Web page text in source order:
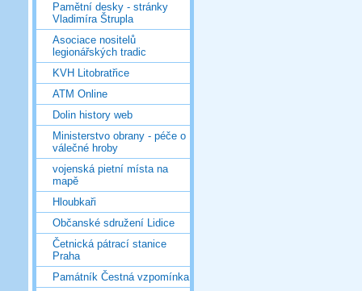
Pamětní desky - stránky
Vladimíra Štrupla
Asociace nositelů
legionářských tradic
KVH Litobratřice
ATM Online
Dolin history web
Ministerstvo obrany - péče o
válečné hroby
vojenská pietní místa na
mapě
Hloubkaři
Občanské sdružení Lidice
Četnická pátrací stanice
Praha
Památník Čestná vzpomínka